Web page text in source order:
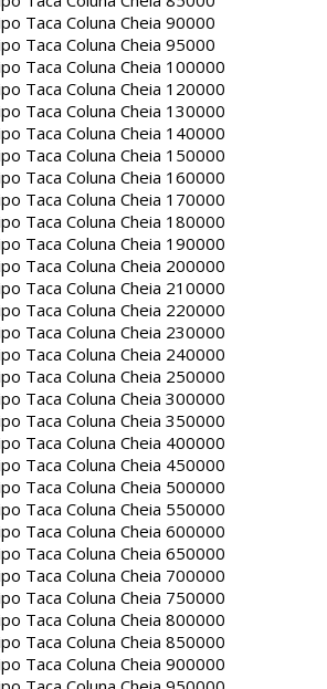
Taca Coluna Cheia 90000
Taca Coluna Cheia 95000
Taca Coluna Cheia 100000
Taca Coluna Cheia 120000
Taca Coluna Cheia 130000
Taca Coluna Cheia 140000
Taca Coluna Cheia 150000
Taca Coluna Cheia 160000
Taca Coluna Cheia 170000
Taca Coluna Cheia 180000
Taca Coluna Cheia 190000
Taca Coluna Cheia 200000
Taca Coluna Cheia 210000
Taca Coluna Cheia 220000
Taca Coluna Cheia 230000
Taca Coluna Cheia 240000
Taca Coluna Cheia 250000
Taca Coluna Cheia 300000
Taca Coluna Cheia 350000
Taca Coluna Cheia 400000
Taca Coluna Cheia 450000
Taca Coluna Cheia 500000
Taca Coluna Cheia 550000
Taca Coluna Cheia 600000
Taca Coluna Cheia 650000
Taca Coluna Cheia 700000
Taca Coluna Cheia 750000
Taca Coluna Cheia 800000
Taca Coluna Cheia 850000
Taca Coluna Cheia 900000